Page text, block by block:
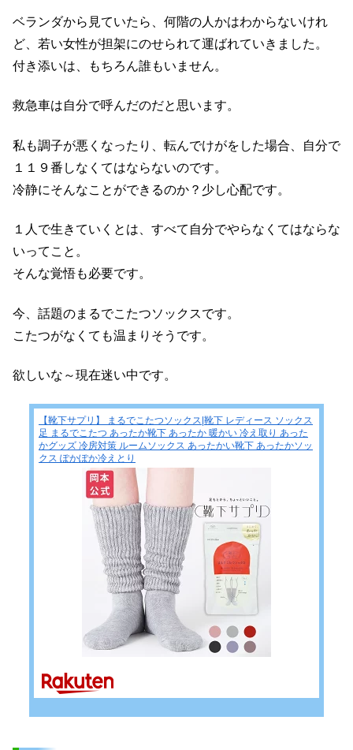
ベランダから見ていたら、何階の人かはわからないけれ
ど、若い女性が担架にのせられて運ばれていきました。
付き添いは、もちろん誰もいません。
救急車は自分で呼んだのだと思います。
私も調子が悪くなったり、転んでけがをした場合、自分で
１１９番しなくてはならないのです。
冷静にそんなことができるのか？少し心配です。
１人で生きていくとは、すべて自分でやらなくてはならな
いってこと。
そんな覚悟も必要です。
今、話題のまるでこたつソックスです。
こたつがなくても温まりそうです。
欲しいな～現在迷い中です。
【靴下サプリ】 まるでこたつソックス|靴下 レディース ソックス
足 まるでこたつ あったか靴下 あったか 暖かい 冷え取り あった
かグッズ 冷房対策 ルームソックス あったかい靴下 あったかソッ
クス ぽかぽか冷えとり